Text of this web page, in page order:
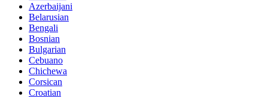
Azerbaijani
Belarusian
Bengali
Bosnian
Bulgarian
Cebuano
Chichewa
Corsican
Croatian